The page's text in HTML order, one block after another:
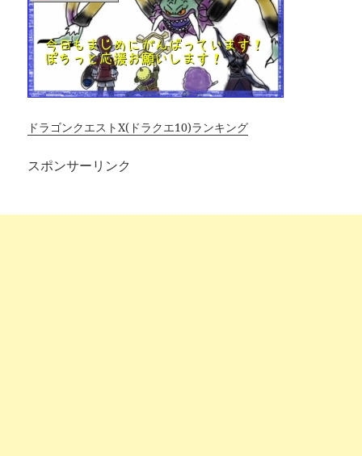
ドラゴンクエストX(ドラクエ10)ランキング
スポンサーリンク